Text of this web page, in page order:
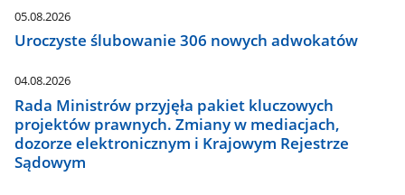
05.08.2026
Uroczyste ślubowanie 306 nowych adwokatów
04.08.2026
Rada Ministrów przyjęła pakiet kluczowych
projektów prawnych. Zmiany w mediacjach,
dozorze elektronicznym i Krajowym Rejestrze
Sądowym